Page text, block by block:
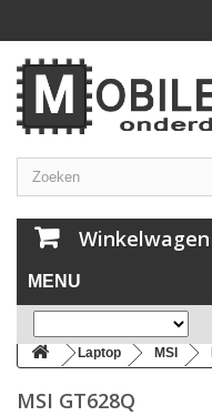
Winkelwagen
MENU
Laptop MSI
MSI GT628Q